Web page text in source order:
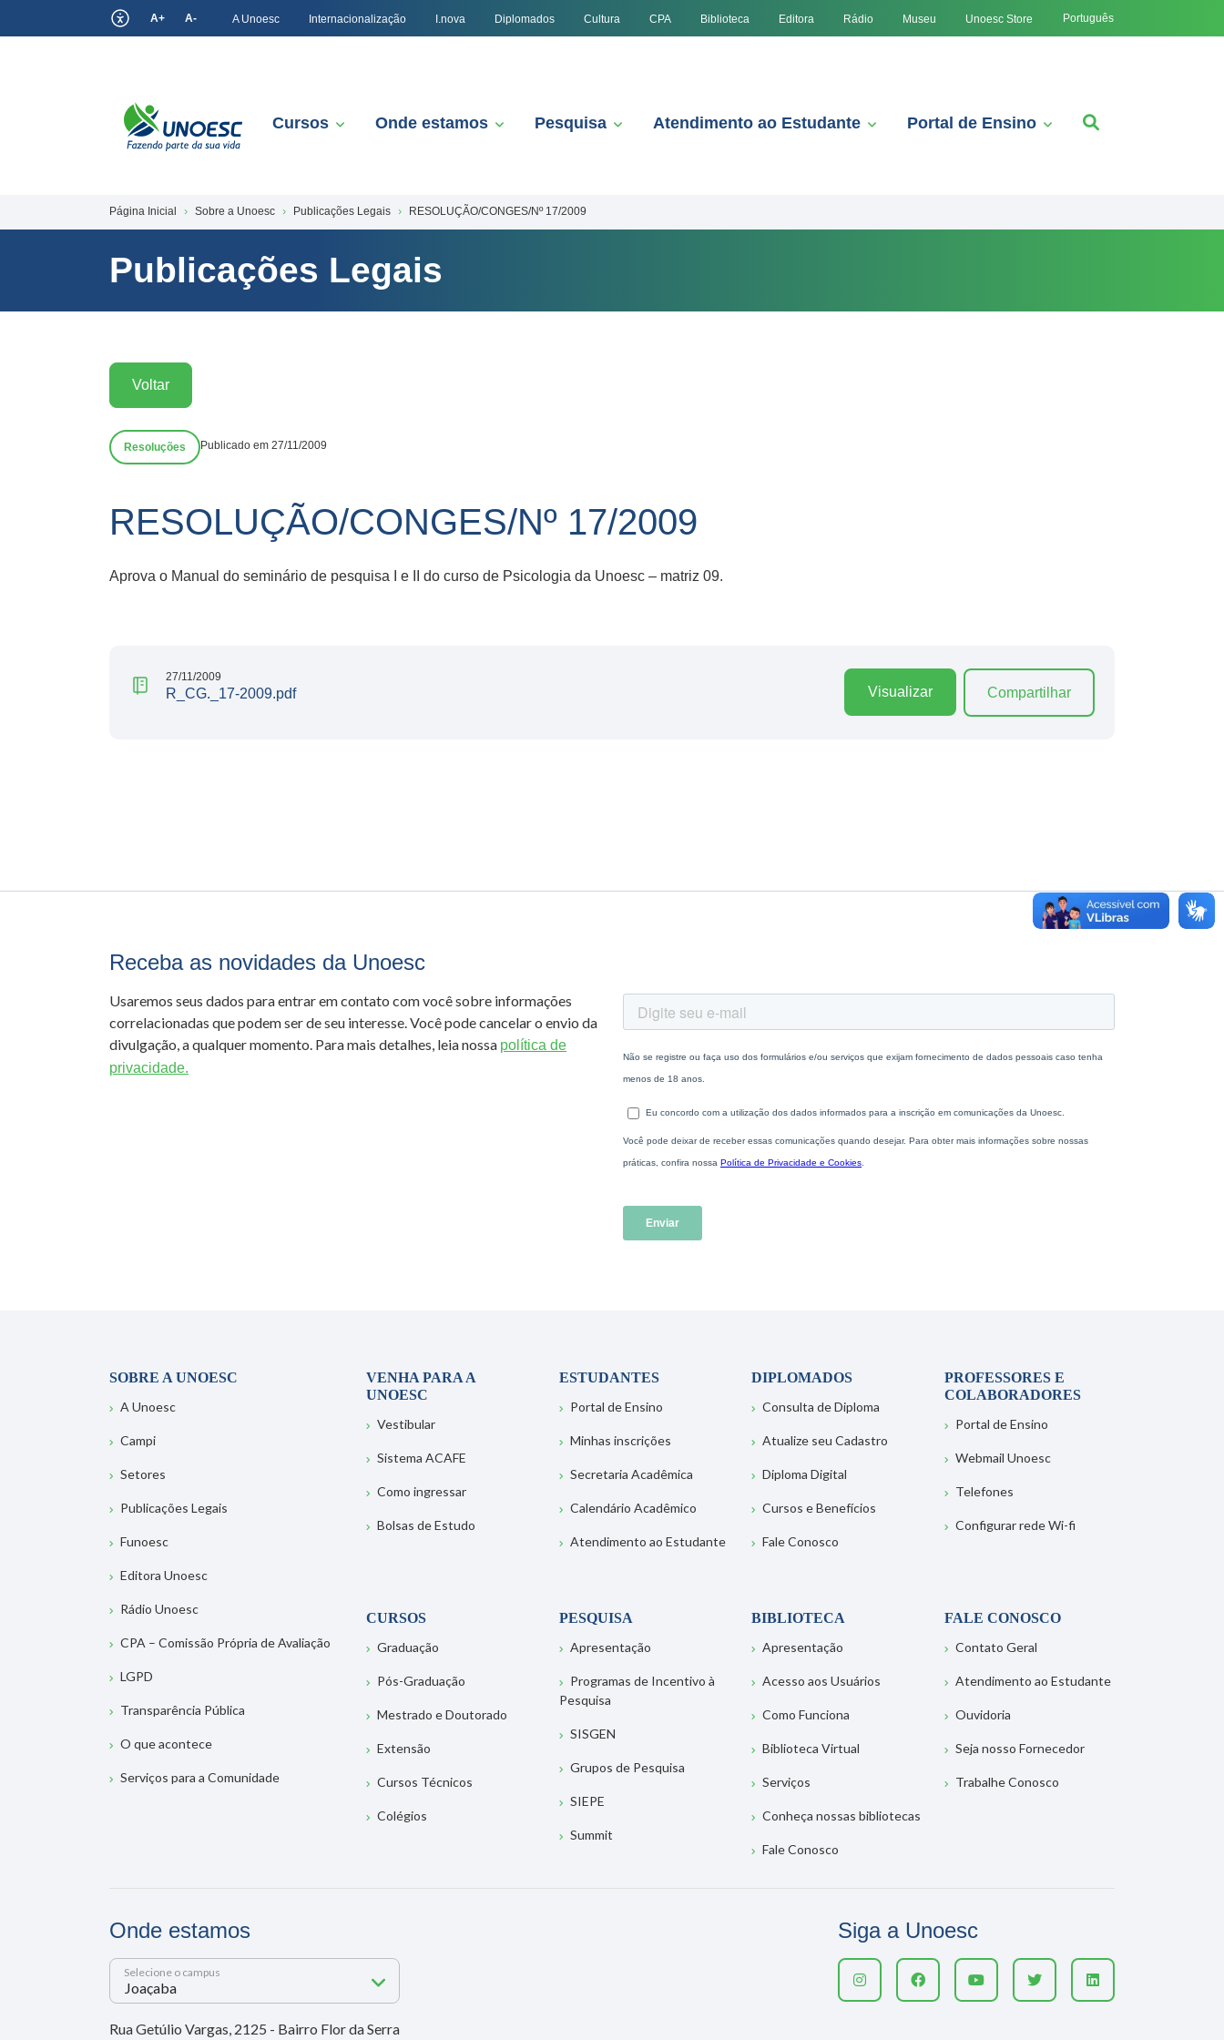
A+ A- A Unoesc Internacionalização I.nova Diplomados Cultura CPA Biblioteca Editora Rádio Museu Unoesc Store Português
Cursos Onde estamos Pesquisa Atendimento ao Estudante Portal de Ensino
Página Inicial Sobre a Unoesc Publicações Legais RESOLUÇÃO/CONGES/Nº 17/2009
Publicações Legais
Voltar
Resoluções Publicado em 27/11/2009
RESOLUÇÃO/CONGES/Nº 17/2009
Aprova o Manual do seminário de pesquisa I e II do curso de Psicologia da Unoesc – matriz 09.
27/11/2009
R_CG._17-2009.pdf Visualizar Compartilhar
Receba as novidades da Unoesc
Usaremos seus dados para entrar em contato com você sobre informações
correlacionadas que podem ser de seu interesse. Você pode cancelar o envio da
divulgação, a qualquer momento. Para mais detalhes, leia nossa política de
privacidade.
SOBRE A UNOESC
A Unoesc
Campi
Setores
Publicações Legais
Funoesc
Editora Unoesc
Rádio Unoesc
CPA – Comissão Própria de Avaliação
LGPD
Transparência Pública
O que acontece
Serviços para a Comunidade
VENHA PARA A
UNOESC
Vestibular
Sistema ACAFE
Como ingressar
Bolsas de Estudo
ESTUDANTES
Portal de Ensino
Minhas inscrições
Secretaria Acadêmica
Calendário Acadêmico
Atendimento ao Estudante
DIPLOMADOS
Consulta de Diploma
Atualize seu Cadastro
Diploma Digital
Cursos e Benefícios
Fale Conosco
PROFESSORES E
COLABORADORES
Portal de Ensino
Webmail Unoesc
Telefones
Configurar rede Wi-fi
CURSOS
Graduação
Pós-Graduação
Mestrado e Doutorado
Extensão
Cursos Técnicos
Colégios
PESQUISA
Apresentação
Programas de Incentivo à
Pesquisa
SISGEN
Grupos de Pesquisa
SIEPE
Summit
BIBLIOTECA
Apresentação
Acesso aos Usuários
Como Funciona
Biblioteca Virtual
Serviços
Conheça nossas bibliotecas
Fale Conosco
FALE CONOSCO
Contato Geral
Atendimento ao Estudante
Ouvidoria
Seja nosso Fornecedor
Trabalhe Conosco
Onde estamos
Selecione o campus
Rua Getúlio Vargas, 2125 - Bairro Flor da Serra
Siga a Unoesc